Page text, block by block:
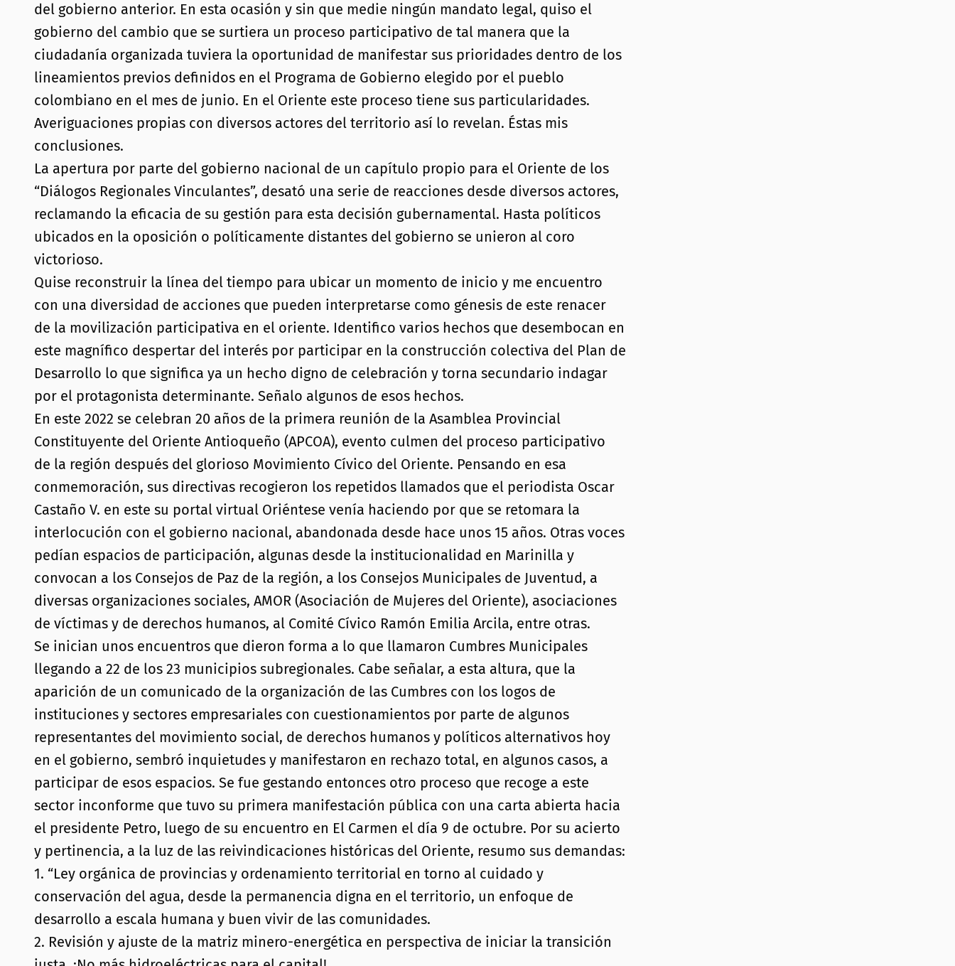
del gobierno anterior. En esta ocasión y sin que medie ningún mandato legal, quiso el
gobierno del cambio que se surtiera un proceso participativo de tal manera que la
ciudadanía organizada tuviera la oportunidad de manifestar sus prioridades dentro de los
lineamientos previos definidos en el Programa de Gobierno elegido por el pueblo
colombiano en el mes de junio. En el Oriente este proceso tiene sus particularidades.
Averiguaciones propias con diversos actores del territorio así lo revelan. Éstas mis
conclusiones.
La apertura por parte del gobierno nacional de un capítulo propio para el Oriente de los
“Diálogos Regionales Vinculantes”, desató una serie de reacciones desde diversos actores,
reclamando la eficacia de su gestión para esta decisión gubernamental. Hasta políticos
ubicados en la oposición o políticamente distantes del gobierno se unieron al coro
victorioso.
Quise reconstruir la línea del tiempo para ubicar un momento de inicio y me encuentro
con una diversidad de acciones que pueden interpretarse como génesis de este renacer
de la movilización participativa en el oriente. Identifico varios hechos que desembocan en
este magnífico despertar del interés por participar en la construcción colectiva del Plan de
Desarrollo lo que significa ya un hecho digno de celebración y torna secundario indagar
por el protagonista determinante. Señalo algunos de esos hechos.
En este 2022 se celebran 20 años de la primera reunión de la Asamblea Provincial
Constituyente del Oriente Antioqueño (APCOA), evento culmen del proceso participativo
de la región después del glorioso Movimiento Cívico del Oriente. Pensando en esa
conmemoración, sus directivas recogieron los repetidos llamados que el periodista Oscar
Castaño V. en este su portal virtual Oriéntese venía haciendo por que se retomara la
interlocución con el gobierno nacional, abandonada desde hace unos 15 años. Otras voces
pedían espacios de participación, algunas desde la institucionalidad en Marinilla y
convocan a los Consejos de Paz de la región, a los Consejos Municipales de Juventud, a
diversas organizaciones sociales, AMOR (Asociación de Mujeres del Oriente), asociaciones
de víctimas y de derechos humanos, al Comité Cívico Ramón Emilia Arcila, entre otras.
Se inician unos encuentros que dieron forma a lo que llamaron Cumbres Municipales
llegando a 22 de los 23 municipios subregionales. Cabe señalar, a esta altura, que la
aparición de un comunicado de la organización de las Cumbres con los logos de
instituciones y sectores empresariales con cuestionamientos por parte de algunos
representantes del movimiento social, de derechos humanos y políticos alternativos hoy
en el gobierno, sembró inquietudes y manifestaron en rechazo total, en algunos casos, a
participar de esos espacios. Se fue gestando entonces otro proceso que recoge a este
sector inconforme que tuvo su primera manifestación pública con una carta abierta hacia
el presidente Petro, luego de su encuentro en El Carmen el día 9 de octubre. Por su acierto
y pertinencia, a la luz de las reivindicaciones históricas del Oriente, resumo sus demandas:
1. “Ley orgánica de provincias y ordenamiento territorial en torno al cuidado y
conservación del agua, desde la permanencia digna en el territorio, un enfoque de
desarrollo a escala humana y buen vivir de las comunidades.
2. Revisión y ajuste de la matriz minero-energética en perspectiva de iniciar la transición